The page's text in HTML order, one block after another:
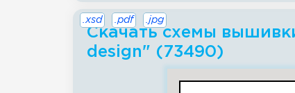
Скачать схемы
design" (73490)
.xsd .pdf .jpg